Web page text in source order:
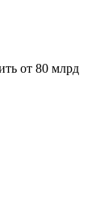
от 80 млрд